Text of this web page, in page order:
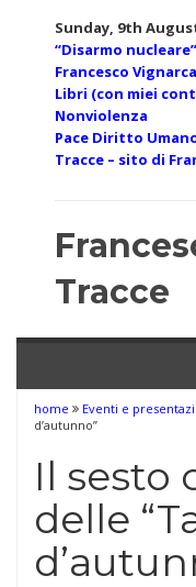
Sunday, 9th
“Disarmo
Francesco
Libri (con miei
Nonviolenza
Pace Diritto
Tracce – sito di
Tracce
home Eventi e
d’autunno”
Il sesto
delle